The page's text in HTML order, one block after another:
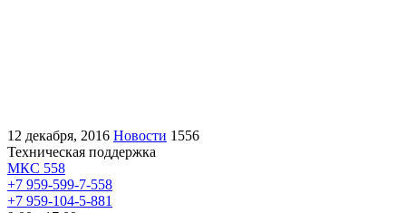
12 декабря, 2016 Новости 1556
Техническая поддержка
МКС 558
+7 959-599-7-558
+7 959-104-5-881